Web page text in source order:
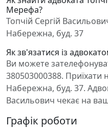
Мерефа?
Топчій Сергій
Набережна, буд. 37
Як зв'язатися із
Ви можете
380503000388. Приїхати
Набережна, буд. 37.
Васильович чекає на
Графік роботи